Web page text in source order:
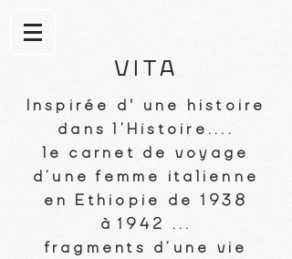
VITA
Inspirée d' une histoire
dans l’Histoire....
le carnet de voyage
d’une femme italienne
en Ethiopie de 1938
à 1942 ...
fragments d’une vie